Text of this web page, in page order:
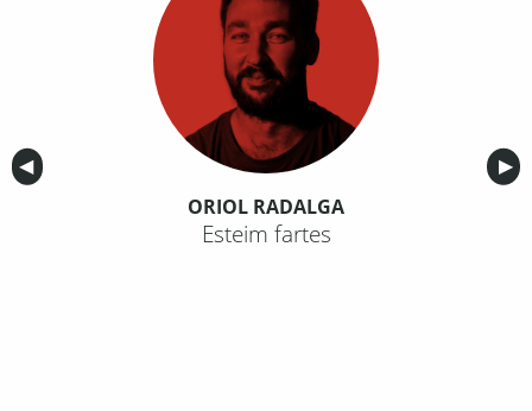
Anterior
◀︎ ▶︎
ORIOL RADALGA
Esteim fartes